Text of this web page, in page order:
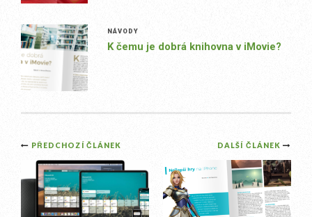
NÁVODY
K čemu je dobrá knihovna v iMovie?
Post
navigation
DALŠÍ ČLÁNEK
PŘEDCHOZÍ ČLÁNEK